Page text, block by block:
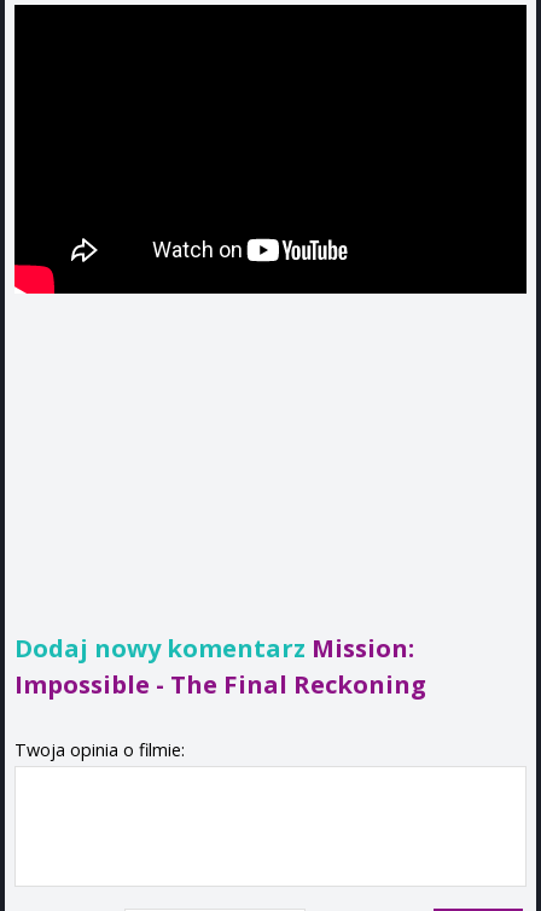
Dodaj nowy komentarz Mission:
Impossible - The Final Reckoning
Twoja opinia o filmie: